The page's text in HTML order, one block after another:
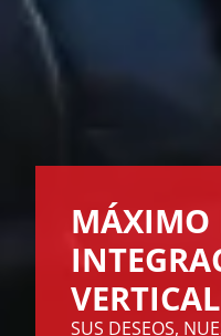
MÁXIMO
VERTICAL
SUS DESEOS,